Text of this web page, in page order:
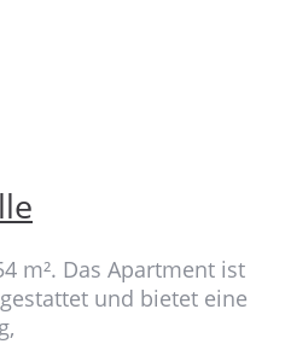
m². Das Apartment ist
und bietet eine